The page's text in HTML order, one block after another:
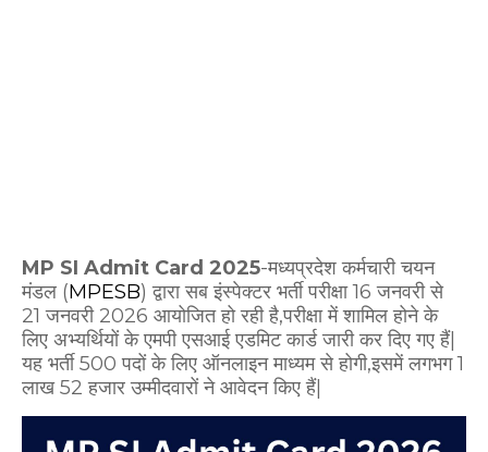
MP SI Admit Card 2025-मध्यप्रदेश कर्मचारी चयन
मंडल (MPESB) द्वारा सब इंस्पेक्टर भर्ती परीक्षा 16 जनवरी से
21 जनवरी 2026 आयोजित हो रही है,परीक्षा में शामिल होने के
लिए अभ्यर्थियों के एमपी एसआई एडमिट कार्ड जारी कर दिए गए हैं|
यह भर्ती 500 पदों के लिए ऑनलाइन माध्यम से होगी,इसमें लगभग 1
लाख 52 हजार उम्मीदवारों ने आवेदन किए हैं|